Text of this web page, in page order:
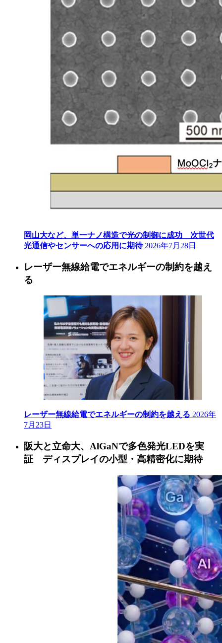
岡山大など、単一ナノ構造で光の制御に成功 次世代
光通信やセンサーへの応用に期待 2026年7月28日
レーザー無線給電でエネルギーの制約を越え
る
レーザー無線給電でエネルギーの制約を越える 2026年
7月23日
阪大と立命大、AlGaNで多色発光LEDを実
証 ディスプレイの小型・高精密化に期待